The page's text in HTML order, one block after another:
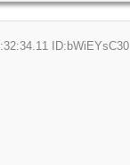
ID:bWiEYsC30